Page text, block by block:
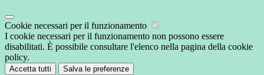
Cookie necessari per il funzionamento
I cookie necessari per il funzionamento non possono essere
disabilitati. È possibile consultare l'elenco nella pagina della cookie
policy.
Accetta tutti Salva le preferenze